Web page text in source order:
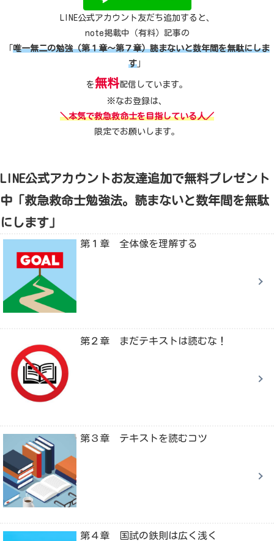
LINE公式アカウント友だち追加すると、
note掲載中（有料）記事の
唯一無二の勉強（第１章～第７章）読まないと数年間を無駄にしま
す
を無料配信しています。
※なお登録は、
＼本気で救急救命士を目指している人／
限定でお願いします。
LINE公式アカウントお友達追加で無料プレゼント
中「救急救命士勉強法。読まないと数年間を無駄
にします」
第１章 全体像を理解する
第２章 まだテキストは読むな！
第３章 テキストを読むコツ
第４章 国試の鉄則は広く浅く